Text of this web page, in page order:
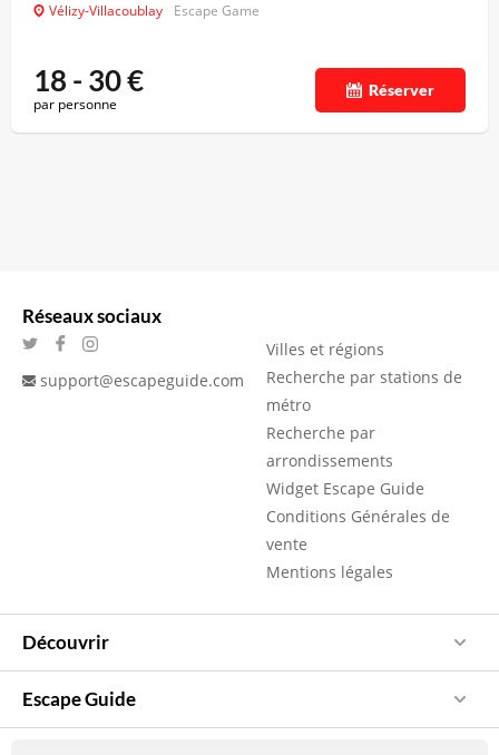
Vélizy-Villacoublay Escape Game
18 - 30€
par personne
Réserver
Réseaux sociaux
support@escapeguide.com
Villes et régions
Recherche par stations de
métro
Recherche par
arrondissements
Widget Escape Guide
Conditions Générales de
vente
Mentions légales
Découvrir
Escape Guide